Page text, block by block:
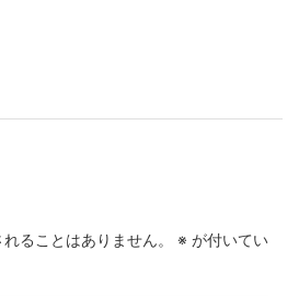
ることはありません。 ※ が付いてい